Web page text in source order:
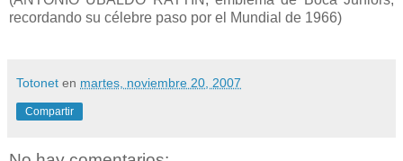
recordando su célebre paso por el Mundial de 1966)
Totonet en martes, noviembre 20, 2007
Compartir